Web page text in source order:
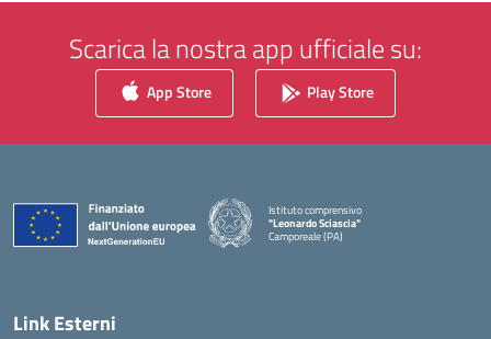
Scarica la nostra app ufficiale su:
App Store Play Store
Istituto comprensivo
"Leonardo Sciascia"
Camporeale (PA)
— Visita la pagina iniziale della scuola
Link Esterni